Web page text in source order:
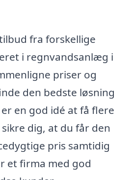
fra forskellige
i regnvandsanlæg i
priser og
den bedste løsning
en god idé at få flere
dig, at du får den
pris samtidig
et firma med god